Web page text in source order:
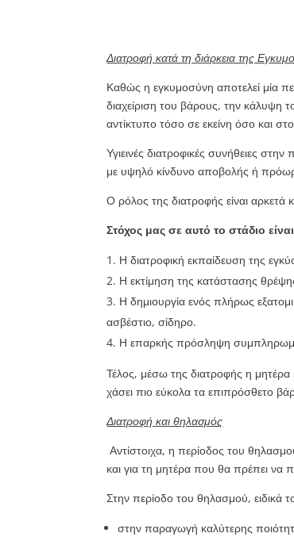
Διατροφή κατά τη διάρκεια της
Καθώς η εγκυμοσύνη αποτελεί μία
διαχείριση του βάρους, την κάλυψη
αντίκτυπο τόσο σε εκείνη όσο και
Υγιεινές διατροφικές συνήθειες
με υψηλό κίνδυνο αποβολής ή
Ο ρόλος της διατροφής είναι
Στόχος μας σε αυτό το στάδιο
Η διατροφική εκπαίδευση της
Η εκτίμηση της κατάστασης
Η δημιουργία ενός πλήρως
ασβέστιο, σίδηρο.
Η επαρκής πρόσληψη
Τέλος, μέσω της διατροφής η μητέρα
χάσει πιο εύκολα τα επιπρόσθετο
Διατροφή και θηλασμός
Αντίστοιχα, η περίοδος του
και για τη μητέρα που θα πρέπει να
Στην περίοδο του θηλασμού, ειδικά
στην παραγωγή καλύτερης